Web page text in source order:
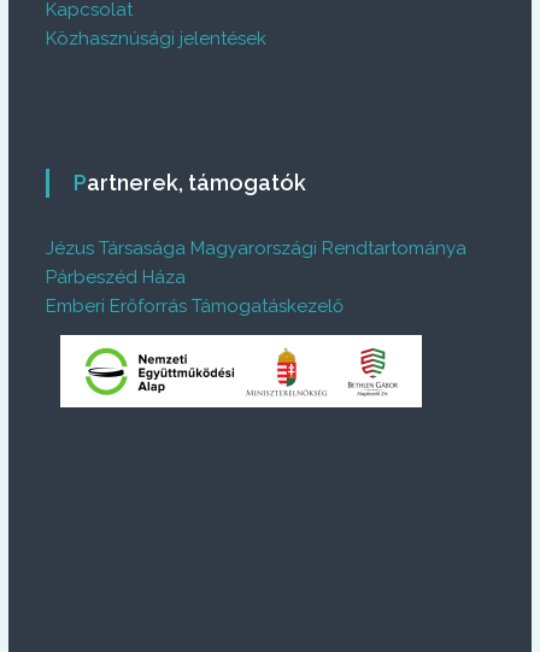
Kapcsolat
Közhasznúsági jelentések
Partnerek, támogatók
Jézus Társasága Magyarországi Rendtartománya
Párbeszéd Háza
Emberi Erőforrás Támogatáskezelő